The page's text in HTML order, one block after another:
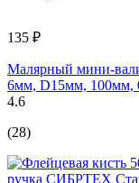
135 ₽
Малярный мини-
6мм, D15мм, 100мм,
4.6
(28)